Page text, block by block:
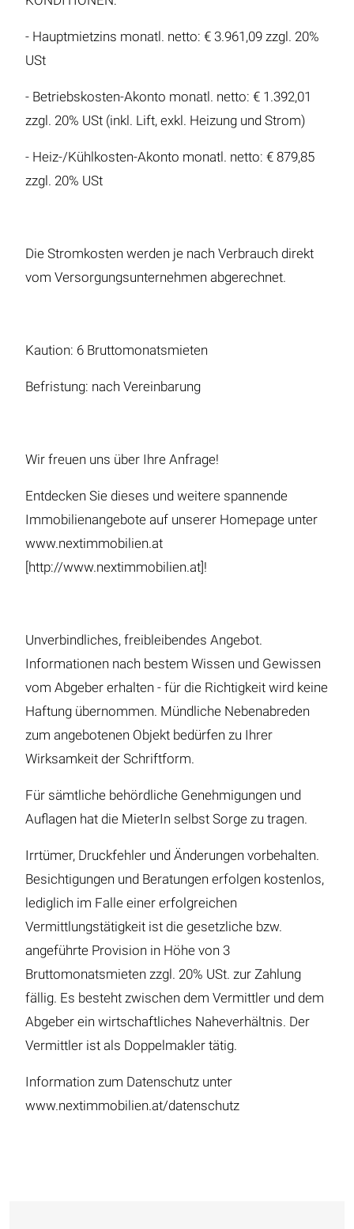
- Hauptmietzins monatl. netto: € 3.961,09 zzgl. 20%
USt
- Betriebskosten-Akonto monatl. netto: € 1.392,01
zzgl. 20% USt (inkl. Lift, exkl. Heizung und Strom)
- Heiz-/Kühlkosten-Akonto monatl. netto: € 879,85
zzgl. 20% USt
Die Stromkosten werden je nach Verbrauch direkt
vom Versorgungsunternehmen abgerechnet.
Kaution: 6 Bruttomonatsmieten
Befristung: nach Vereinbarung
Wir freuen uns über Ihre Anfrage!
Entdecken Sie dieses und weitere spannende
Immobilienangebote auf unserer Homepage unter
www.nextimmobilien.at
[http://www.nextimmobilien.at]!
Unverbindliches, freibleibendes Angebot.
Informationen nach bestem Wissen und Gewissen
vom Abgeber erhalten - für die Richtigkeit wird keine
Haftung übernommen. Mündliche Nebenabreden
zum angebotenen Objekt bedürfen zu Ihrer
Wirksamkeit der Schriftform.
Für sämtliche behördliche Genehmigungen und
Auflagen hat die MieterIn selbst Sorge zu tragen.
Irrtümer, Druckfehler und Änderungen vorbehalten.
Besichtigungen und Beratungen erfolgen kostenlos,
lediglich im Falle einer erfolgreichen
Vermittlungstätigkeit ist die gesetzliche bzw.
angeführte Provision in Höhe von 3
Bruttomonatsmieten zzgl. 20% USt. zur Zahlung
fällig. Es besteht zwischen dem Vermittler und dem
Abgeber ein wirtschaftliches Naheverhältnis. Der
Vermittler ist als Doppelmakler tätig.
Information zum Datenschutz unter
www.nextimmobilien.at/datenschutz